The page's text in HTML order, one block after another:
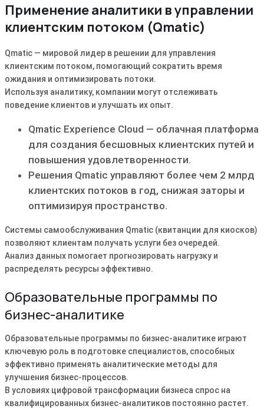
Применение аналитики в управлении
клиентским потоком (Qmatic)
Qmatic — мировой лидер в решении для управления
клиентским потоком, помогающий сократить время
ожидания и оптимизировать потоки.
Используя аналитику, компании могут отслеживать
поведение клиентов и улучшать их опыт.
Qmatic Experience Cloud — облачная платформа
для создания бесшовных клиентских путей и
повышения удовлетворенности.
Решения Qmatic управляют более чем 2 млрд
клиентских потоков в год, снижая заторы и
оптимизируя пространство.
Системы самообслуживания Qmatic (квитанции для киосков)
позволяют клиентам получать услуги без очередей.
Анализ данных помогает прогнозировать нагрузку и
распределять ресурсы эффективно.
Образовательные программы по
бизнес-аналитике
Образовательные программы по бизнес-аналитике играют
ключевую роль в подготовке специалистов, способных
эффективно применять аналитические методы для
улучшения бизнес-процессов.
В условиях цифровой трансформации бизнеса спрос на
квалифицированных бизнес-аналитиков постоянно растет.